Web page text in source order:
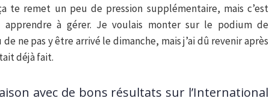
te remet un peu de pression supplémentaire, mais c’est
à gérer. Je voulais monter sur le podium de
ne pas y être arrivé le dimanche, mais j’ai dû revenir après
déjà fait.
avec de bons résultats sur l’International